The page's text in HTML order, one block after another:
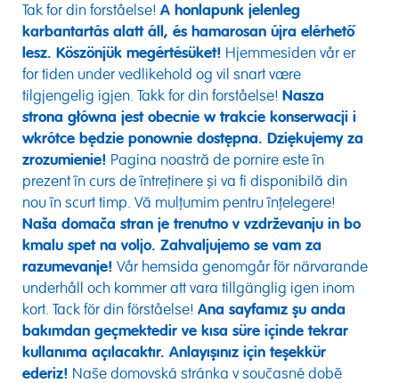
Tak for din forståelse! A honlapunk jelenleg
karbantartás alatt áll, és hamarosan újra elérhető
lesz. Köszönjük megértésüket! Hjemmesiden vår er
for tiden under vedlikehold og vil snart være
tilgjengelig igjen. Takk for din forståelse! Nasza
strona główna jest obecnie w trakcie konserwacji i
wkrótce będzie ponownie dostępna. Dziękujemy za
zrozumienie! Pagina noastră de pornire este în
prezent în curs de întreținere și va fi disponibilă din
nou în scurt timp. Vă mulțumim pentru înțelegere!
Naša domača stran je trenutno v vzdrževanju in bo
kmalu spet na voljo. Zahvaljujemo se vam za
razumevanje! Vår hemsida genomgår för närvarande
underhåll och kommer att vara tillgänglig igen inom
kort. Tack för din förståelse! Ana sayfamız şu anda
bakımdan geçmektedir ve kısa süre içinde tekrar
kullanıma açılacaktır. Anlayışınız için teşekkür
ederiz! Naše domovská stránka v současné době